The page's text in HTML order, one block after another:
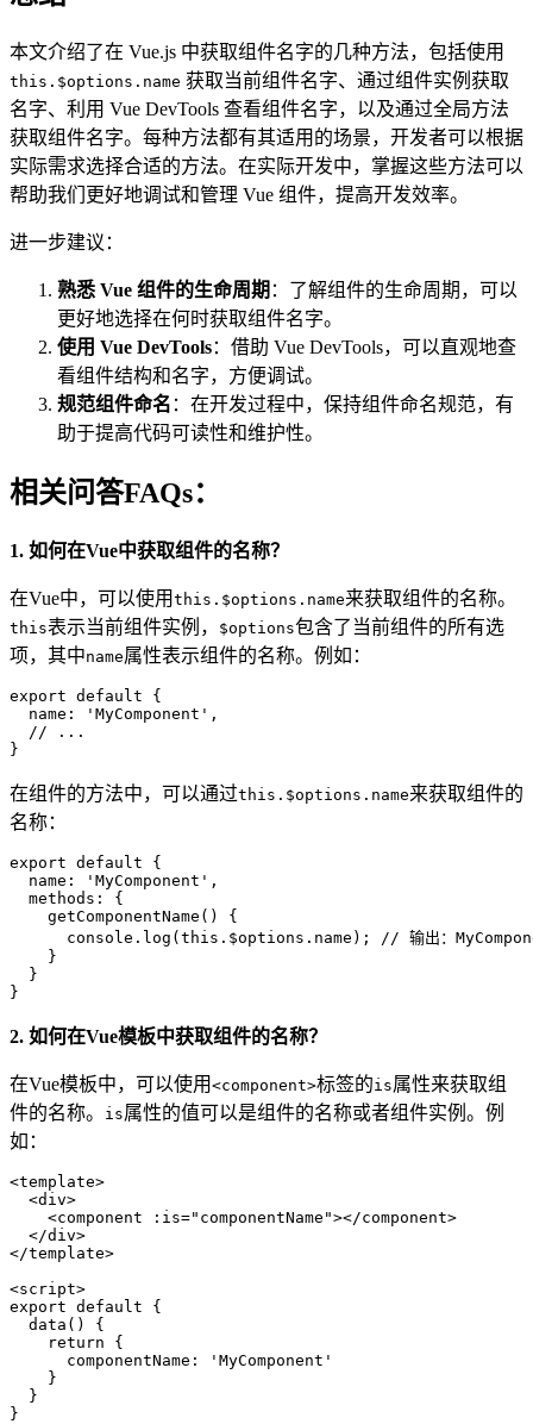
本文介绍了在 Vue.js 中获取组件名字的几种方法，包括使用
this.$options.name 获取当前组件名字、通过组件实例获取
名字、利用 Vue DevTools 查看组件名字，以及通过全局方法
获取组件名字。每种方法都有其适用的场景，开发者可以根据
实际需求选择合适的方法。在实际开发中，掌握这些方法可以
帮助我们更好地调试和管理 Vue 组件，提高开发效率。
进一步建议：
熟悉 Vue 组件的生命周期 ：了解组件的生命周期，可以
更好地选择在何时获取组件名字。
使用 Vue DevTools：借助 Vue DevTools，可以直观地查
看组件结构和名字，方便调试。
规范组件命名 ：在开发过程中，保持组件命名规范，有
助于提高代码可读性和维护性。
相关问答FAQs：
1. 如何在Vue中获取组件的名称？
在Vue中，可以使用 this.$options.name来获取组件的名称。
this表示当前组件实例， $options包含了当前组件的所有选
项，其中name属性表示组件的名称。例如：
export default {
  name: 'MyComponent',
  // ...
在组件的方法中，可以通过this.$options.name来获取组件的
名称：
export default {
  name: 'MyComponent',
  methods: {
    getComponentName() {
console.log(this.$options.name); // 输出：
    }
  }
2. 如何在Vue模板中获取组件的名称？
在Vue模板中，可以使用 <component>标签的is属性来获取组
件的名称。
is属性的值可以是组件的名称或者组件实例。例
如：
<template>
  <div>
    <component :is="componentName"></component>
  </div>
</template>
<script>
export default {
  data() {
    return {
      componentName: 'MyComponent'
    }
  }
}